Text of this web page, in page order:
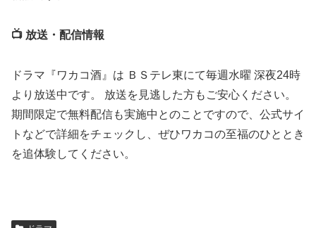
📺 放送・配信情報
ドラマ『ワカコ酒』は ＢＳテレ東にて毎週水曜 深夜24時
より放送中です。 放送を見逃した方もご安心ください。
期間限定で無料配信も実施中とのことですので、公式サイ
トなどで詳細をチェックし、ぜひワカコの至福のひととき
を追体験してください。